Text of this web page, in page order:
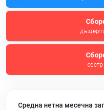
Средна нетна месечна